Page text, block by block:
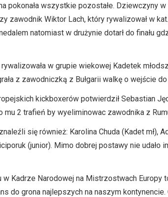
pokonała wszystkie pozostałe. Dziewczyny
zawodnik Wiktor Lach, który rywalizował w
natomiast w drużynie dotarł do finału
w grupie wiekowej Kadetek
z zawodniczką z Bułgarii walkę o wejście
kickboxerów potwierdził Sebastian
mu 2 trafień by wyeliminowac zawodnika z
się również: Karolina Chuda (Kadet mł),
(junior). Mimo dobrej postawy nie
Kadrze Narodowej na Mistrzostwach
do grona najlepszych na naszym